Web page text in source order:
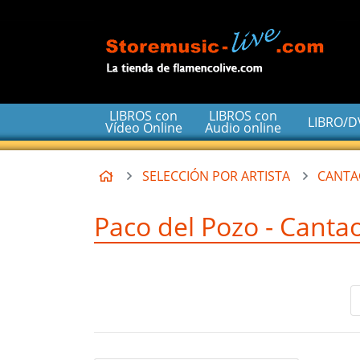
LIBROS con
Vídeo Online
LIBROS con
Audio online LIBRO/
InicioSELECCIÓN POR ARTISTA
Paco del Pozo -